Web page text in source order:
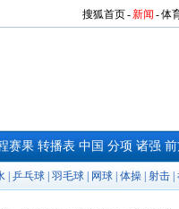
搜狐首页-新闻 -体
赛果 转播表 中国 分项 诸强
乒乓球 羽毛球 网球 体操 射击